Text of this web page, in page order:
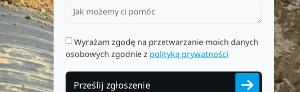
Wyrażam zgodę na przetwarzanie moich danych
osobowych zgodnie z polityką prywatności
Prześlij zgłoszenie